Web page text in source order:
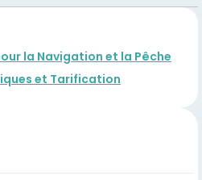
la Navigation et la Pêche
et Tarification